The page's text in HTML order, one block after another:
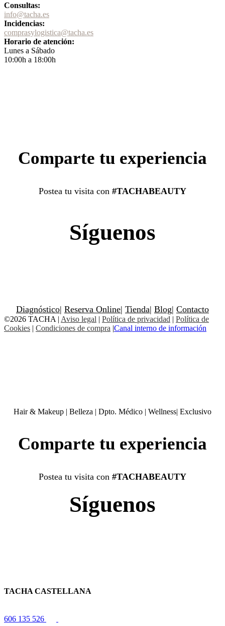
Consultas:
info@tacha.es
Incidencias:
comprasylogistica@tacha.es
Horario de atención:
Lunes a Sábado
10:00h a 18:00h
Comparte tu experiencia
Postea tu visita con #TACHABEAUTY
Síguenos
Diagnóstico| Reserva Online| Tienda| Blog| Contacto
©2026 TACHA | Aviso legal | Política de privacidad | Política de
Cookies | Condiciones de compra |Canal interno de información
Hair & Makeup | Belleza | Dpto. Médico | Wellness| Exclusivo
Comparte tu experiencia
Postea tu visita con #TACHABEAUTY
Síguenos
TACHA CASTELLANA
606 135 526